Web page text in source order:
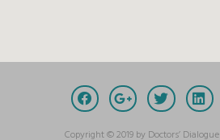
Copyright © 2019 by Doctors’ Dialogue